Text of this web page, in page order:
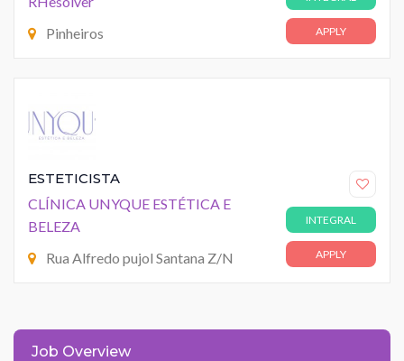
Pinheiros
APPLY
ESTETICISTA
CLÍNICA UNYQUE ESTÉTICA E
BELEZA
Rua Alfredo pujol Santana Z/N
INTEGRAL
APPLY
Job Overview